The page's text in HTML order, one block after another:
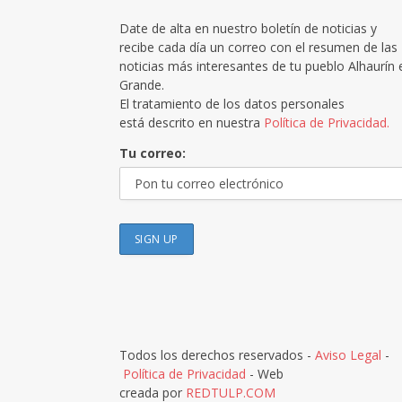
Date de alta en nuestro boletín de noticias y
recibe cada día un correo con el resumen de las
noticias más interesantes de tu pueblo Alhaurín
Grande.
El tratamiento de los datos personales
está descrito en nuestra Política de Privacidad.
Tu correo:
Todos los derechos reservados - Aviso Legal -
Política de Privacidad - Web
creada por REDTULP.COM